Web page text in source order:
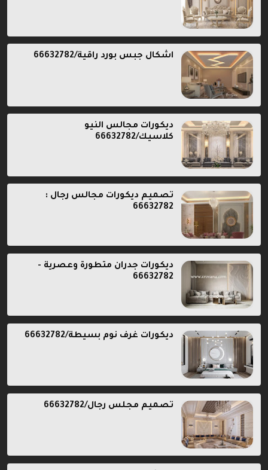
اشكال جبس بورد راقية/66632782
ديكورات مجالس النيو
كلاسيك/66632782
تصميم ديكورات مجالس رجال :
66632782
ديكورات جدران متطورة وعصرية -
66632782
ديكورات غرف نوم بسيطة/66632782
تصميم مجلس رجال/66632782